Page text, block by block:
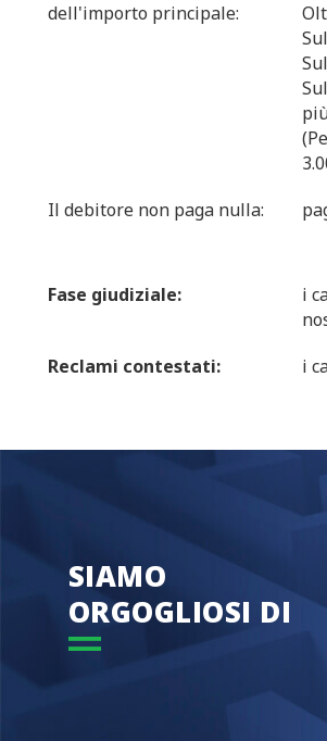
dell'importo principale:
Il debitore non paga nulla:
Fase giudiziale:
i
Reclami contestati:
i
SIAMO
ORGOGLIOSI DI